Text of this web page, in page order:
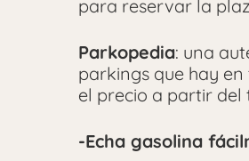
para reservar la
Parkopedia: una
parkings que hay
el precio a partir
-Echa gasolina